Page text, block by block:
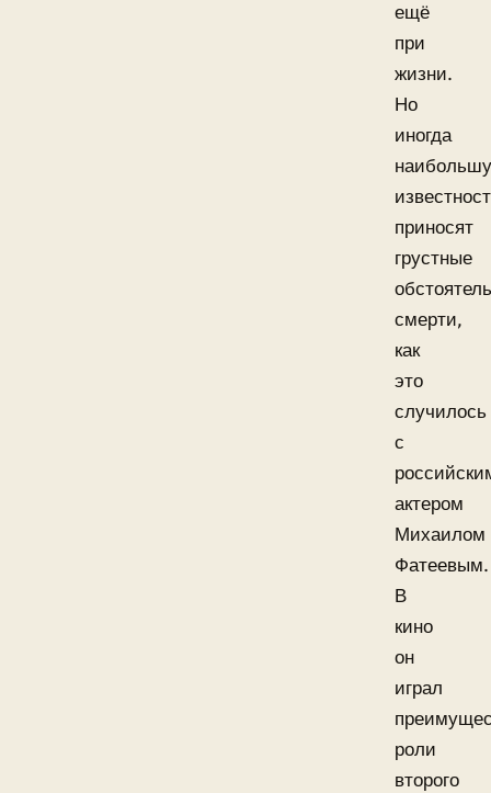
ещё
при
жизни.
Но
иногда
приносят
грустные
смерти,
как
это
случилось
с
актером
Михаилом
Фатеевым.
В
кино
он
играл
роли
второго